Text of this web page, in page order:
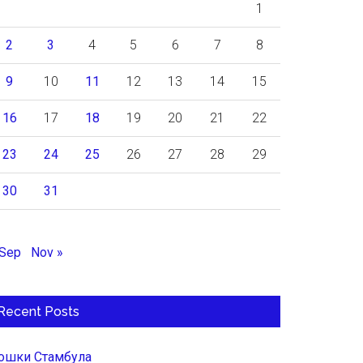
1
2 3 4 5 6 7 8
9 10 11 12 13 14 15
16 17 18 19 20 21 22
23 24 25 26 27 28 29
30 31
Nov »
Posts
Стамбула